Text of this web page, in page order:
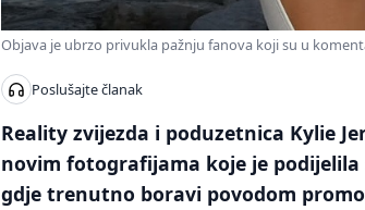
Objava je ubrzo privukla pažnju fanova koji su u
Poslušajte članak
Reality zvijezda i poduzetnica Kylie
novim fotografijama koje je
gdje trenutno boravi povodom